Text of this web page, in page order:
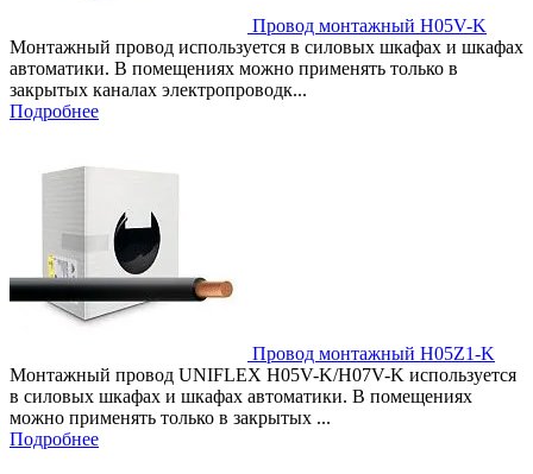
Провод монтажный H05V-K
Монтажный провод используется в силовых шкафах и шкафах
автоматики. В помещениях можно применять только в
закрытых каналах электропроводк...
Подробнее
Провод монтажный H05Z1-K
Монтажный провод UNIFLEX H05V-K/H07V-K используется
в силовых шкафах и шкафах автоматики. В помещениях
можно применять только в закрытых ...
Подробнее